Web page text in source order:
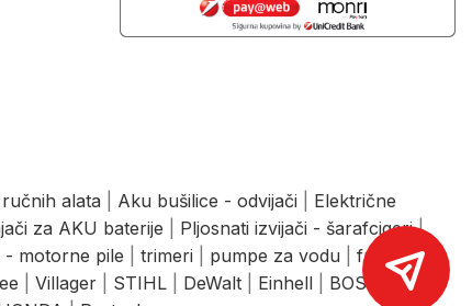
alata Aku bušilice - odvijači
Električne
za AKU baterije Pljosnati izvijači - šarafcigeri|
- motorne pile trimeri pumpe za vodu freze|
Villager STIHL DeWalt Einhell BOSCH
|